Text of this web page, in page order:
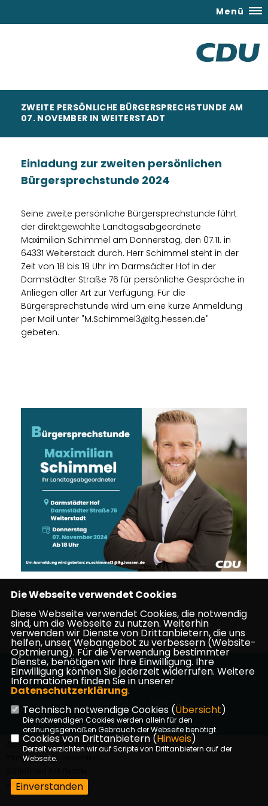
Menü
ZWEITE PERSÖNLICHE BÜRGERSPRECHSTUNDE AM
07. NOVEMBER IN WEITERSTADT
Einladung zur zweiten persönlichen
Bürgersprechstunde 2024
Seine zweite persönliche Bürgersprechstunde führt
der direktgewählte Landtagsabgeordnete
Maximilian Schimmel am Donnerstag, den 07.11. in
64331 Weiterstadt durch. Herr Schimmel steht in der
Zeit von 18 bis 19 Uhr im Darmsädter Hof in der
Darmstädter Straße 76 für persönliche Gespräche in
Anliegen aller Art zur Verfügung. Für die
Bürgersprechstunde wird um eine kurze Anmeldung
per Mail unter "M.Schimmel3@ltg.hessen.de"
gebeten.
Quelle:
Maximilian Schimmel
Homepage des CDU Stadtverbandes Pfungstadt
Impressum Kontakt
©2026 CDU Stadtverband
Pfungstadt c/o Maximilian
vorbehalten.
Die Webseite verwendet Cookies
Diese Webseite verwendet Cookies, die notwendig
sind, um die Webseite zu nutzen. Weiterhin
verwenden wir Dienste von Drittanbietern, die uns
helfen, unser Webangebot zu verbessern (Website-
Optmierung). Für die Verwendung bestimmter
Dienste, benötigen wir Ihre Einwilligung. Ihre
Einwilligung können Sie jederzeit widerrufen. Weitere
Informationen finden Sie in unserer
Datenschutzerklärung.
Technisch notwendige Cookies (Übersicht)
Die notwendigen Cookies werden allein für den
ordnungsgemäßen Gebrauch der Webseite benötigt.
Cookies von Drittanbietern (Hinweis)
Derzeit verzichten wir auf Scripte von Drittanbietern auf der
Webseite.
Einverstanden